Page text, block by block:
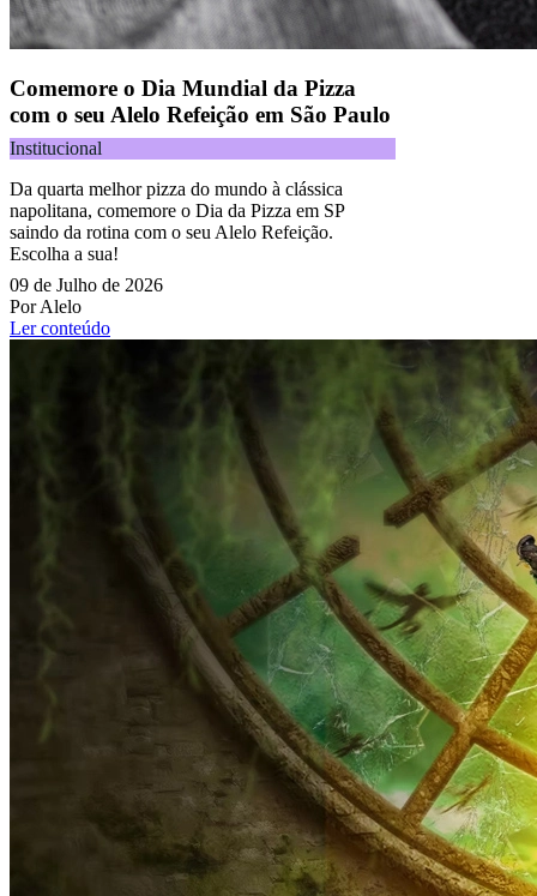
Comemore o Dia Mundial da Pizza
com o seu Alelo Refeição em São Paulo
Institucional
Da quarta melhor pizza do mundo à clássica
napolitana, comemore o Dia da Pizza em SP
saindo da rotina com o seu Alelo Refeição.
Escolha a sua!
09 de Julho de 2026
Por Alelo
Ler conteúdo